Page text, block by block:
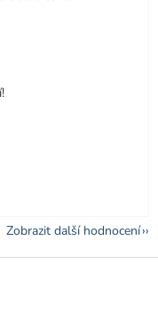
hvězdiček.
hvězdiček.
Zobrazit další hodnocení